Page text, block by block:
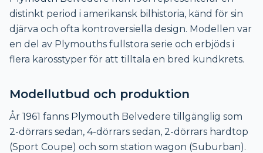
distinkt period i amerikansk bilhistoria, känd för sin
djärva och ofta kontroversiella design. Modellen var
en del av Plymouths fullstora serie och erbjöds i
flera karosstyper för att tilltala en bred kundkrets.
Modellutbud och produktion
År 1961 fanns Plymouth Belvedere tillgänglig som
2-dörrars sedan, 4-dörrars sedan, 2-dörrars hardtop
(Sport Coupe) och som station wagon (Suburban).